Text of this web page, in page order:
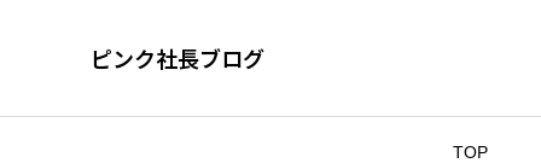
ピンク社長ブログ
TOP